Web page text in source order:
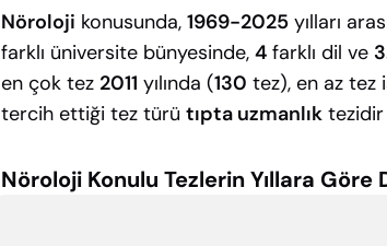
Nöroloji konusunda, 1969-2025 yılları
farklı üniversite bünyesinde, 4 farklı dil ve
en çok tez 2011 yılında (130 tez), en az tez
tercih ettiği tez türü tıpta uzmanlık
Nöroloji Konulu Tezlerin Yıllara Göre